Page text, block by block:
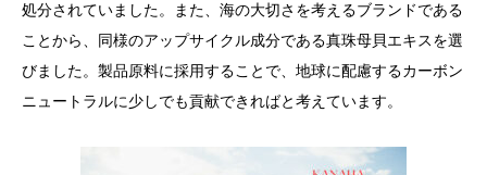
処分されていました。また、海の大切さを考えるブランドである
ことから、同様のアップサイクル成分である真珠母貝エキスを選
びました。製品原料に採用することで、地球に配慮するカーボン
ニュートラルに少しでも貢献できればと考えています。